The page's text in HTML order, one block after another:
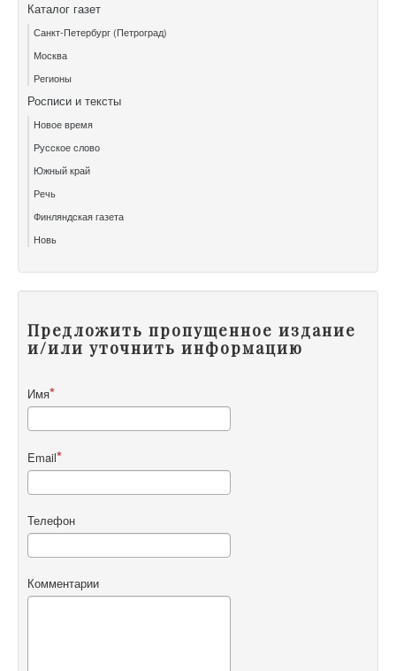
Каталог газет
Санкт-Петербург (Петроград)
Москва
Регионы
Росписи и тексты
Новое время
Русское слово
Южный край
Речь
Финляндская газета
Новь
Предложить пропущенное издание
и/или уточнить информацию
Имя
Email
Телефон
Комментарии